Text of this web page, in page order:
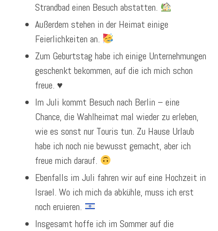
Strandbad einen Besuch abstatten.
Außerdem stehen in der Heimat einige
Feierlichkeiten an.
Zum Geburtstag habe ich einige Unternehmungen
geschenkt bekommen, auf die ich mich schon
freue. ♥️
Im Juli kommt Besuch nach Berlin – eine
Chance, die Wahlheimat mal wieder zu erleben,
wie es sonst nur Touris tun. Zu Hause Urlaub
habe ich noch nie bewusst gemacht, aber ich
freue mich darauf.
Ebenfalls im Juli fahren wir auf eine Hochzeit in
Israel. Wo ich mich da abkühle, muss ich erst
noch eruieren.
Insgesamt hoffe ich im Sommer auf die